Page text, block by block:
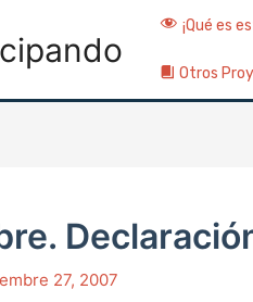
¡Qué es
Otros
27, 2007